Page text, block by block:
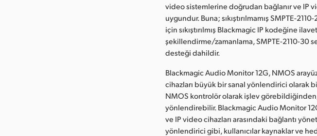
video sistemlerine doğrudan bağlanır ve IP
uygundur. Buna; sıkıştırılmamış SMPTE-
için sıkıştırılmış Blackmagic IP kodeğine
şekillendirme/zamanlama, SMPTE-2110-30
desteği dahildir.
Blackmagic Audio Monitor 12G, NMOS
cihazları büyük bir sanal yönlendirici olarak
NMOS kontrolör olarak işlev
yönlendirebilir. Blackmagic Audio Monitor
ve IP video cihazları arasındaki bağlantı
yönlendirici gibi, kullanıcılar kaynaklar ve